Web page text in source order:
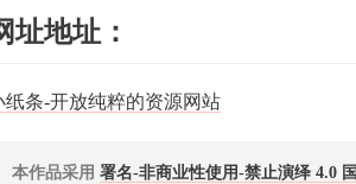
址地址：
纸条-开放纯粹的资源网站
本作品采用 署名-非商业性使用-禁止演绎 4.0